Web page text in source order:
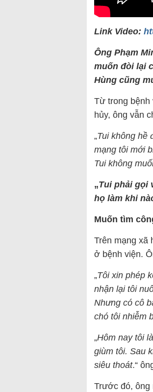
Link Video:
Ông Phạm
muốn đòi lại
Hùng cũng
Từ trong bệnh
hủy, ông vẫn
„Tui không hề
mạng tôi mới
Tui không
„Tui phải gọi
họ làm khi
Muốn tìm
Trên mạng xã
ở bệnh viện.
„Tôi xin phép
nhận lại tôi
Nhưng có cô
chó tôi nhiễm
„Hôm nay tôi
giùm tôi. Sau
siêu thoát.“
Trước đó, ông